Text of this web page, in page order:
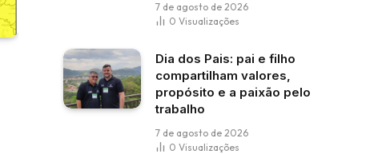
7 de agosto de 2026
0 Visualizações
Dia dos Pais: pai e filho
compartilham valores,
propósito e a paixão pelo
trabalho
7 de agosto de 2026
0 Visualizações